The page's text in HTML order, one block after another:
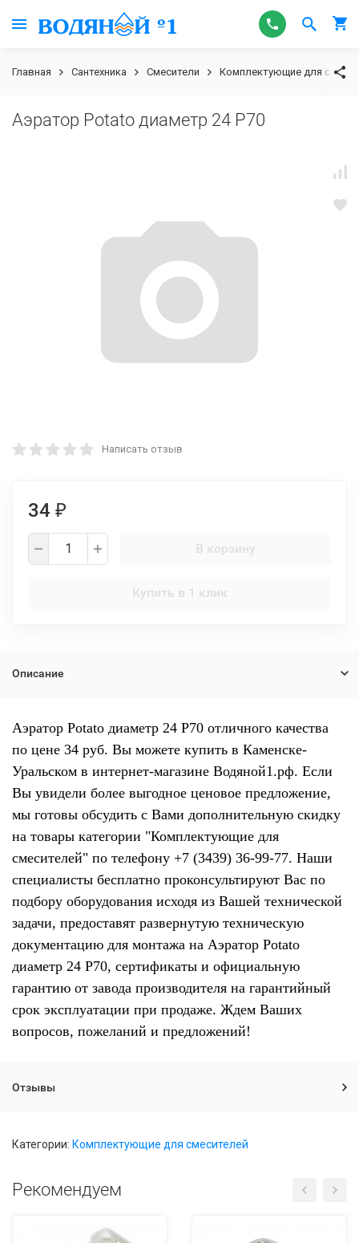
Главная Сантехника Смесители Комплектующие для
Аэратор Potato диаметр 24 P70
Написать отзыв
34 ₽
В корзину
Купить в 1 клик
Описание
Аэратор Potato диаметр 24 P70 отличного качества
по цене 34 руб. Вы можете купить в Каменске-
Уральском в интернет-магазине Водяной1.рф. Если
Вы увидели более выгодное ценовое предложение,
мы готовы обсудить с Вами дополнительную скидку
на товары категории "Комплектующие для
смесителей" по телефону +7 (3439) 36-99-77. Наши
специалисты бесплатно проконсультируют Вас по
подбору оборудования исходя из Вашей технической
задачи, предоставят развернутую техническую
документацию для монтажа на Аэратор Potato
диаметр 24 P70, сертификаты и официальную
гарантию от завода производителя на гарантийный
срок эксплуатации при продаже. Ждем Ваших
вопросов, пожеланий и предложений!
Отзывы
Категории: Комплектующие для смесителей
Рекомендуем